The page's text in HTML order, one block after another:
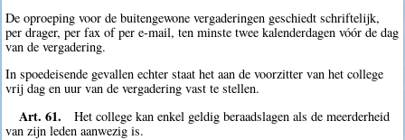
De oproeping voor de buitengewone vergaderingen geschiedt schriftelijk,
per drager, per fax of per e-mail, ten minste twee kalenderdagen vóór de dag
van de vergadering.
In spoedeisende gevallen echter staat het aan de voorzitter van het college
vrij dag en uur van de vergadering vast te stellen.
Art. 61.
Het college kan enkel geldig beraadslagen als de meerderheid
van zijn leden aanwezig is.